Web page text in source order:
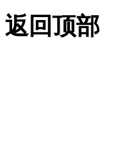
返回顶部